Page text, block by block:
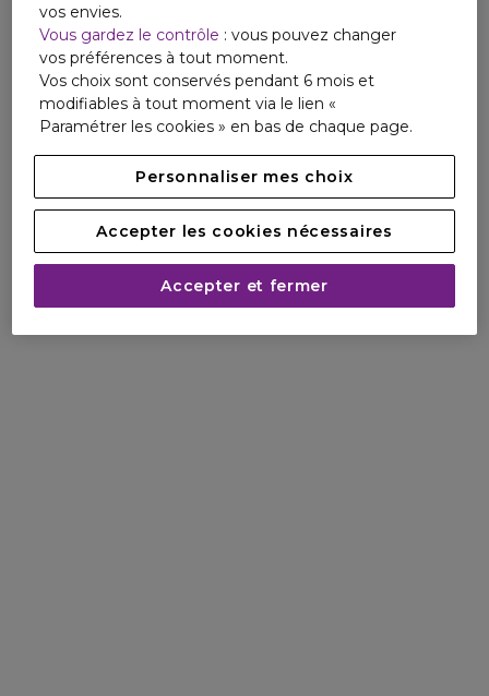
vos envies.
Vous gardez le contrôle : vous pouvez changer
vos préférences à tout moment.
Vos choix sont conservés pendant 6 mois et
modifiables à tout moment via le lien «
Paramétrer les cookies » en bas de chaque page.
Personnaliser mes choix
Accepter les cookies nécessaires
Accepter et fermer